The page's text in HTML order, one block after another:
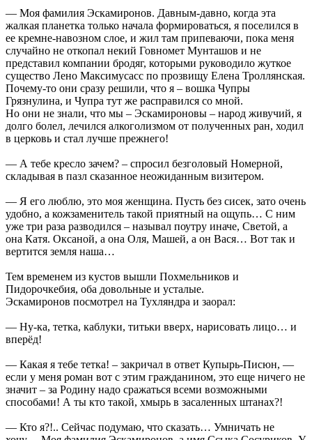
— Моя фамилия Эскамиронов. Давным-давно, когда эта
жалкая планетка только начала формироваться, я поселился в
ее кремне-навозном слое, и жил там припеваючи, пока меня
случайно не откопал некий Говномет Мунташов и не
представил компании бродяг, которыми руководило жуткое
существо Лено Максимусасс по прозвищу Елена Троллянская.
Почему-то они сразу решили, что я – вошка Чупры
Грязнулина, и Чупра тут же расправился со мной.
Но они не знали, что мы – Эскамироновы – народ живучий, я
долго болел, лечился алкоголизмом от полученных ран, ходил
в церковь и стал лучше прежнего!
— А тебе кресло зачем? – спросил безголовый Номерной,
складывая в пазл сказанное неожиданным визитером.
— Я его люблю, это моя женщина. Пусть без сисек, зато очень
удобно, а кожзаменитель такой приятный на ощупь… С ним
уже три раза разводился – называл поутру иначе, Светой, а
она Катя. Оксаной, а она Оля, Машей, а он Вася… Вот так и
вертится земля наша…
Тем временем из кустов вышли Похмельников и
Пидорочкебия, оба довольные и усталые.
Эскамиронов посмотрел на Тухляндра и заорал:
— Ну-ка, тетка, каблуки, титьки вверх, нарисовать лицо… и
вперёд!
— Какая я тебе тетка! – закричал в ответ Купырь-Писюн, —
если у меня роман вот с этим гражданином, это еще ничего не
значит – за Родину надо сражаться всеми возможными
способами! А ты кто такой, хмырь в засаленных штанах?!
— Кто я?!.. Сейчас подумаю, что сказать… Умничать не